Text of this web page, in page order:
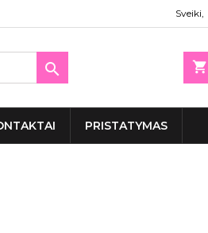
Sveiki,
shopping_cart

PRISTATYMAS